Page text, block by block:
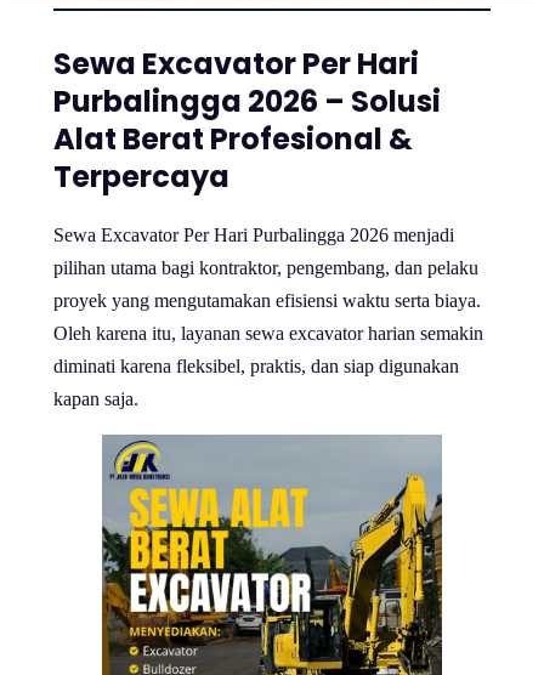
Sewa Excavator Per Hari
Purbalingga 2026 – Solusi
Alat Berat Profesional &
Terpercaya
Sewa Excavator Per Hari Purbalingga 2026 menjadi
pilihan utama bagi kontraktor, pengembang, dan pelaku
proyek yang mengutamakan efisiensi waktu serta biaya.
Oleh karena itu, layanan sewa excavator harian semakin
diminati karena fleksibel, praktis, dan siap digunakan
kapan saja.